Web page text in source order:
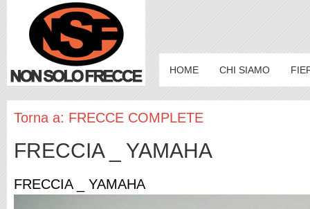
HOME CHI SIAMO
Torna a: FRECCE COMPLETE
FRECCIA _ YAMAHA
FRECCIA _ YAMAHA